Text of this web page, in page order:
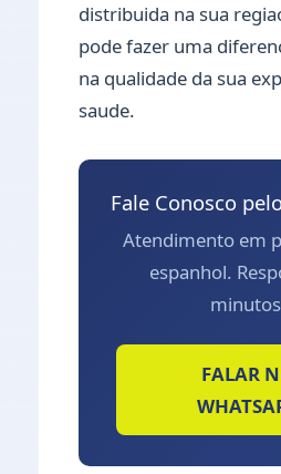
distribuida na sua
pode fazer uma
na qualidade da sua
saude.
Fale Conosco
Atendimento em
espanhol.
FALAR